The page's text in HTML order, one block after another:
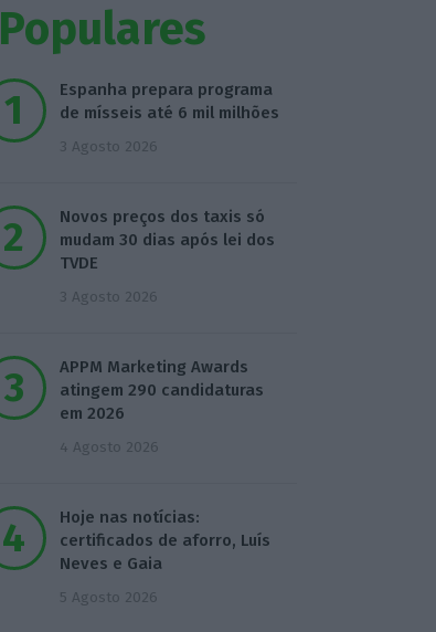
Populares
Espanha prepara programa
de mísseis até 6 mil milhões
3 Agosto 2026
Novos preços dos taxis só
mudam 30 dias após lei dos
TVDE
3 Agosto 2026
APPM Marketing Awards
atingem 290 candidaturas
em 2026
4 Agosto 2026
Hoje nas notícias:
certificados de aforro, Luís
Neves e Gaia
5 Agosto 2026